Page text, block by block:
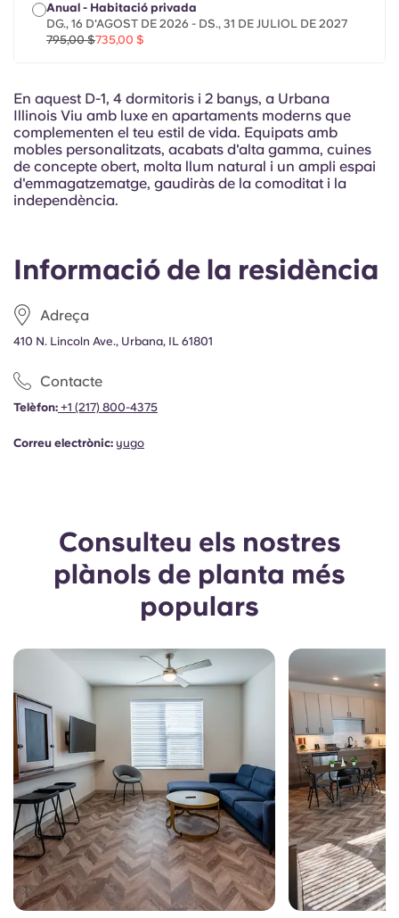
Italian
Portuguese
Informació de la residència
Adreça
410 N. Lincoln Ave., Urbana, IL 61801
Contacte
Telèfon: +1 (217) 800-4375
Correu electrònic: yugo
Anual - Habitació privada
DG., 16 D'AGOST DE 2026 - DS., 31 DE JULIOL DE 2027
795,00 $735,00 $
En aquest D-1, 4 dormitoris i 2 banys, a Urbana
Illinois Viu amb luxe en apartaments moderns que
complementen el teu estil de vida. Equipats amb
mobles personalitzats, acabats d'alta gamma, cuines
de concepte obert, molta llum natural i un ampli espai
d'emmagatzematge, gaudiràs de la comoditat i la
independència.
Consulteu els nostres
plànols de planta més
populars